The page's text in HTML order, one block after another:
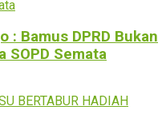
: Bamus DPRD Bukan
SOPD Semata